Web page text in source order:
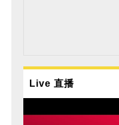
Live 直播